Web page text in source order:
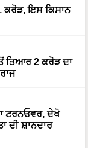
ਕਰੋੜ, ਇਸ ਕਿਸਾਨ
ਤਿਆਰ 2 ਕਰੋੜ ਦਾ
ਟਰਨਓਵਰ, ਦੇਖੋ
ਦੀ ਸ਼ਾਨਦਾਰ